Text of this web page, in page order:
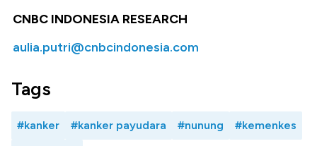
CNBC INDONESIA RESEARCH
aulia.putri@cnbcindonesia.com
Tags
#kanker #kanker payudara #nunung #kemenkes